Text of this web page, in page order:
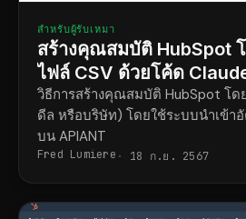
สำหรับผู้รับเหมา
สร้างคุณสมบัติ HubSpot
ไฟล์ CSV ด้วยโค้ด
วิธีการสร้างคุณสมบัติ HubSpot โ
ดีล หรือบริษัท) โดยใช้ระบบนำเข้า
บน APIANT
Fred Lumiere 18 ก.ย. 2567